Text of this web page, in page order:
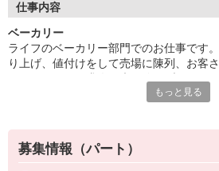
■家庭とキャリアの両立
ん。ライフはキャリアアップ制度が整っ
がひと段落して社会復帰した主婦パー
員代行パートナーとして「部門リーダー
収入UPを実現しています！向上心を持
仕事内容
ベーカリー
ライフのベーカリー部門でのお仕事です
り上げ、値付けをして売場に陳列、お客
ベーカリーでの勤務が初めての方でも無
もっと見る
募集情報（パート）